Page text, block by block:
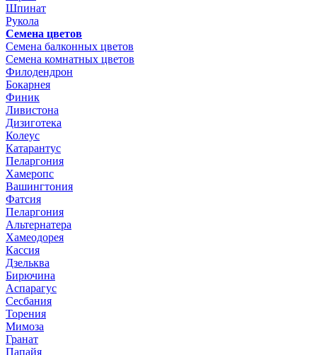
Шпинат
Рукола
Семена цветов
Семена балконных цветов
Семена комнатных цветов
Филодендрон
Бокарнея
Финик
Ливистона
Дизиготека
Колеус
Катарантус
Пеларгония
Хамеропс
Вашингтония
Фатсия
Пеларгония
Альтернатера
Хамеодорея
Кассия
Дзельква
Бирючина
Аспарагус
Сесбания
Торения
Мимоза
Гранат
Папайя